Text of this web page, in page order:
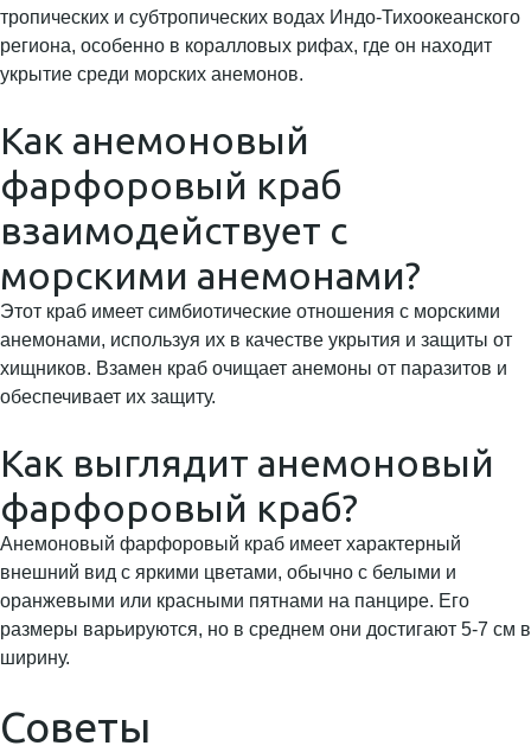
тропических и субтропических водах Индо-Тихоокеанского
региона, особенно в коралловых рифах, где он находит
укрытие среди морских анемонов.
Как анемоновый
фарфоровый краб
взаимодействует с
морскими анемонами?
Этот краб имеет симбиотические отношения с морскими
анемонами, используя их в качестве укрытия и защиты от
хищников. Взамен краб очищает анемоны от паразитов и
обеспечивает их защиту.
Как выглядит анемоновый
фарфоровый краб?
Анемоновый фарфоровый краб имеет характерный
внешний вид с яркими цветами, обычно с белыми и
оранжевыми или красными пятнами на панцире. Его
размеры варьируются, но в среднем они достигают 5-7 см в
ширину.
Советы